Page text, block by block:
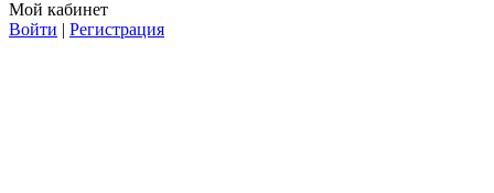
Мой кабинет
Войти | Регистрация